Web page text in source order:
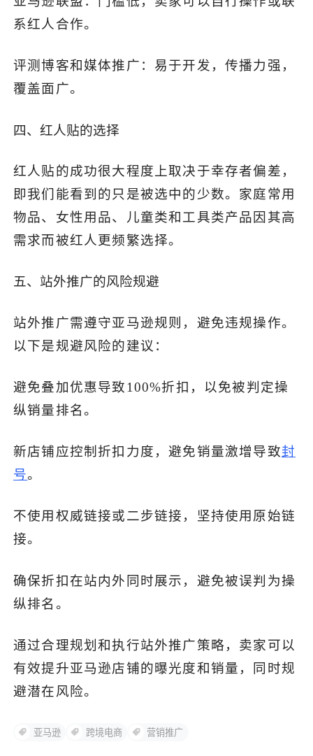
系红人合作。
评测博客和媒体推广：易于开发，传播力强，
覆盖面广。
四、红人贴的选择
红人贴的成功很大程度上取决于幸存者偏差，
即我们能看到的只是被选中的少数。家庭常用
物品、女性用品、儿童类和工具类产品因其高
需求而被红人更频繁选择。
五、站外推广的风险规避
站外推广需遵守亚马逊规则，避免违规操作。
以下是规避风险的建议：
避免叠加优惠导致100%折扣，以免被判定操
纵销量排名。
新店铺应控制折扣力度，避免销量激增导致封
号。
不使用权威链接或二步链接，坚持使用原始链
接。
确保折扣在站内外同时展示，避免被误判为操
纵排名。
通过合理规划和执行站外推广策略，卖家可以
有效提升亚马逊店铺的曝光度和销量，同时规
避潜在风险。
亚马逊 跨境电商 营销推广